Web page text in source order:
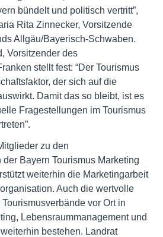
bündelt und politisch vertritt”,
Rita Zinnecker, Vorsitzende
Allgäu/Bayerisch-Schwaben.
Vorsitzender des
stellt fest: “Der Tourismus
der sich auf die
Damit das so bleibt, ist es
Fragestellungen im Tourismus
zu den
Bayern Tourismus Marketing
weiterhin die Marketingarbeit
Auch die wertvolle
vor Ort in
Lebensraummanagement und
bestehen. Landrat